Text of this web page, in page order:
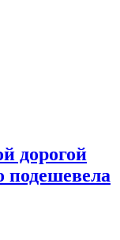
дорогой
подешевела